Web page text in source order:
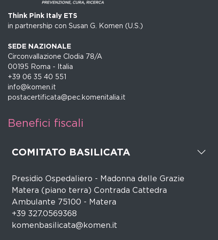
Think Pink Italy ETS
in partnership con Susan G. Komen (U.S.)
SEDE NAZIONALE
Circonvallazione Clodia 78/A
00195 Roma - Italia
+39 06 35 40 551
info@komen.it
postacertificata@pec.komenitalia.it
Benefici fiscali
COMITATO BASILICATA
Presidio Ospedaliero - Madonna delle Grazie
Matera (piano terra) Contrada Cattedra
Ambulante 75100 - Matera
+39 327.0569368
komenbasilicata@komen.it